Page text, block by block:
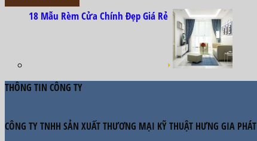
18 Mẫu Rèm Cửa Chính Đẹp Giá Rẻ
THÔNG TIN CÔNG TY
CÔNG TY TNHH SẢN XUẤT THƯƠNG MẠI KỸ THUẬT HƯNG GIA PHÁT